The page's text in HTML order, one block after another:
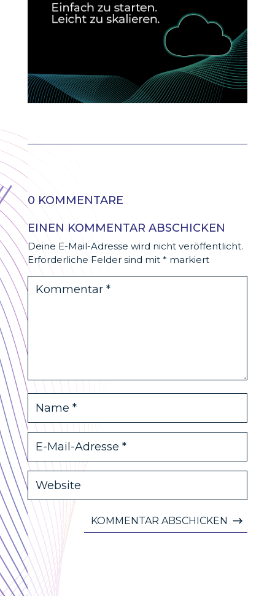
0 KOMMENTARE
EINEN KOMMENTAR ABSCHICKEN
Deine E-Mail-Adresse wird nicht veröffentlicht.
Erforderliche Felder sind mit * markiert
KOMMENTAR ABSCHICKEN